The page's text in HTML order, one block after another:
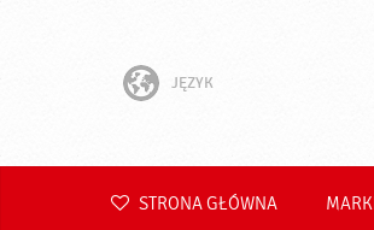
JĘZYK
Hrvatski
STRONA GŁÓWNA MARKI